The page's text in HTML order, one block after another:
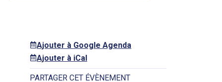
Ajouter à Google Agenda
Ajouter à iCal
PARTAGER CET ÉVÈNEMENT